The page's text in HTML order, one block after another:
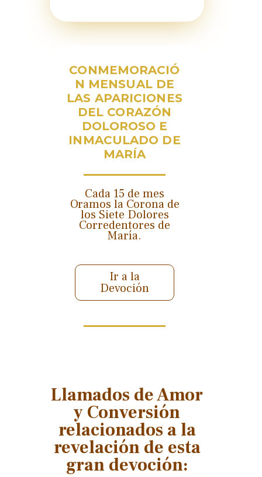
CONMEMORACIÓ
N MENSUAL DE
LAS APARICIONES
DEL CORAZÓN
DOLOROSO E
INMACULADO DE
MARÍA
Cada 15 de mes
Oramos la Corona de
los Siete Dolores
Corredentores de
María.
Ir a la
Devoción
Llamados de Amor
y Conversión
relacionados a la
revelación de esta
gran devoción: